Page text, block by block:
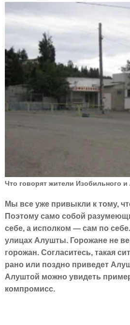
Что говорят жители Изобильного
Мы все уже привыкли к тому,
Поэтому само собой
себе, а исполком — сам по
улицах Алушты. Горожане не
горожан. Согласитесь, такая
рано или поздно приведет
Алуштой можно увидеть
компромисс.